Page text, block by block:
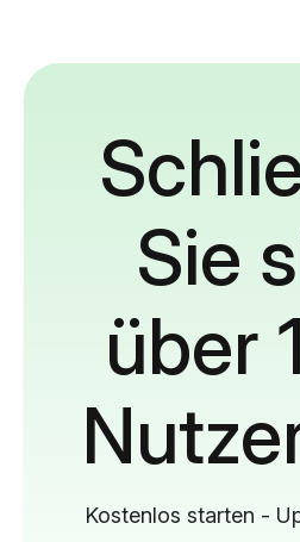
Sie
über
Kostenlos starten -